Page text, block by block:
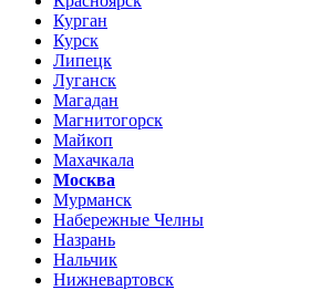
Курган
Курск
Липецк
Луганск
Магадан
Магнитогорск
Майкоп
Махачкала
Москва
Мурманск
Набережные Челны
Назрань
Нальчик
Нижневартовск